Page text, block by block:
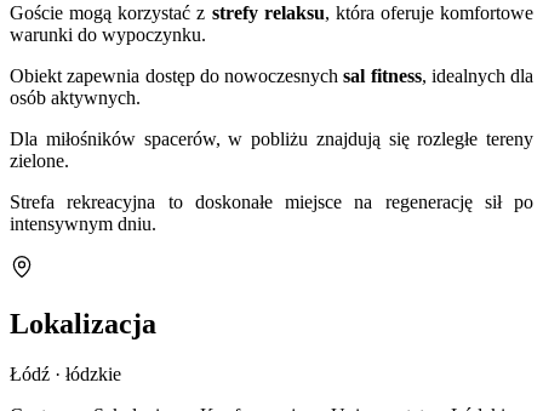
Goście mogą korzystać z strefy relaksu, która oferuje komfortowe
warunki do wypoczynku.
Obiekt zapewnia dostęp do nowoczesnychsal fitness, idealnych dla
osób aktywnych.
Dla miłośników spacerów, w pobliżu znajdują się rozległe tereny
zielone.
Strefa rekreacyjna to doskonałe miejsce na regenerację sił po
intensywnym dniu.
Lokalizacja
Łódź · łódzkie